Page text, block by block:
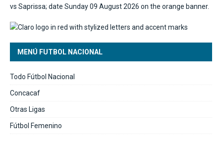
MENÚ FUTBOL NACIONAL
Todo Fútbol Nacional
Concacaf
Otras Ligas
Fútbol Femenino